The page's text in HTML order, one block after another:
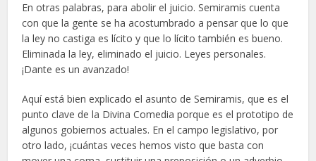
En otras palabras, para abolir el juicio. Semiramis cuenta
con que la gente se ha acostumbrado a pensar que lo que
la ley no castiga es lícito y que lo lícito también es bueno.
Eliminada la ley, eliminado el juicio. Leyes personales.
¡Dante es un avanzado!
Aquí está bien explicado el asunto de Semiramis, que es el
punto clave de la Divina Comedia porque es el prototipo de
algunos gobiernos actuales. En el campo legislativo, por
otro lado, ¡cuántas veces hemos visto que basta con